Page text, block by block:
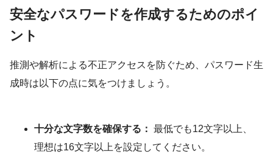
安全なパスワードを作成するためのポイ
ント
推測や解析による不正アクセスを防ぐため、パスワード生
成時は以下の点に気をつけましょう。
十分な文字数を確保する： 最低でも12文字以上、
理想は16文字以上を設定してください。